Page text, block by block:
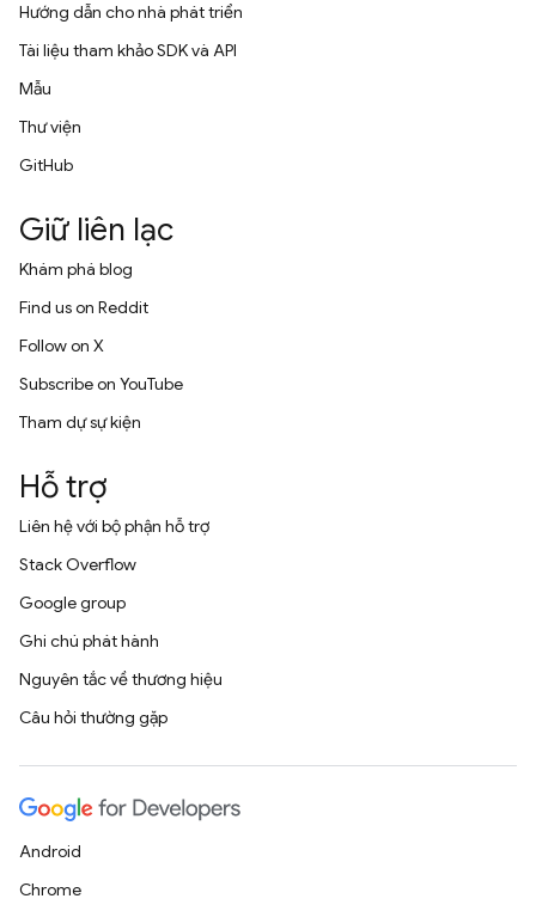
Hướng dẫn cho nhà phát triển
Tài liệu tham khảo SDK và API
Mẫu
Thư viện
GitHub
Giữ liên lạc
Khám phá blog
Find us on Reddit
Follow on X
Subscribe on YouTube
Tham dự sự kiện
Hỗ trợ
Liên hệ với bộ phận hỗ trợ
Stack Overflow
Google group
Ghi chú phát hành
Nguyên tắc về thương hiệu
Câu hỏi thường gặp
Android
Chrome